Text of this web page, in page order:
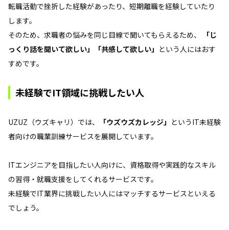
転職活動で挫折した経験があったり、短期離職を経験していたり
します。
そのため、求職者の悩みを同じ目線で聞いてもらえるため、
「じ
っくり話を聞いて欲しい」「共感して欲しい」 という人にはおす
すめです。
未経験でIT領域に挑戦したい人
UZUZ（ウズキャリ）では、 「ウズウズカレッジ」 というIT未経験
者向けの職業訓練サービスを展開しています。
ITエンジニアを目指したい人向けに、資格取得や実践的なスキル
の習得・就職支援をしてくれるサービスです。
未経験でIT業界に挑戦したい人にはマッチするサービスといえる
でしょう。